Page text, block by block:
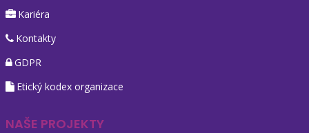
Kariéra
Kontakty
GDPR
Etický kodex organizace
NAŠE PROJEKTY